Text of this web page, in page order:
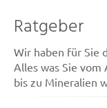
Ratgeber
Wir haben für Sie
Alles was Sie
bis zu Mineralien